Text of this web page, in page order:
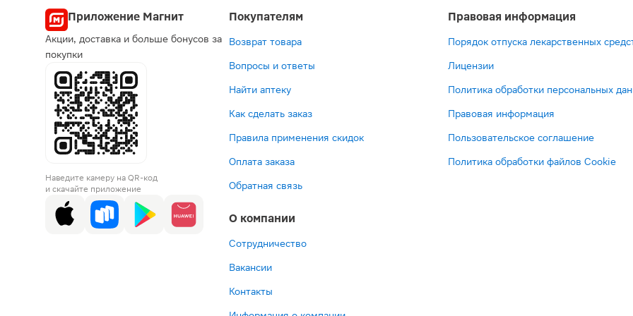
Приложение Магнит
Акции, доставка и больше бонусов за
покупки
Наведите камеру на QR-код
и скачайте приложение
Покупателям
Возврат товара
Вопросы и ответы
Найти аптеку
Как сделать заказ
Правила применения скидок
Оплата заказа
Обратная связь
О компании
Сотрудничество
Вакансии
Контакты
Правовая информация
Порядок отпуска лекарственных
Лицензии
Политика обработки персональных
Правовая информация
Пользовательское соглашение
Политика обработки файлов Cookie